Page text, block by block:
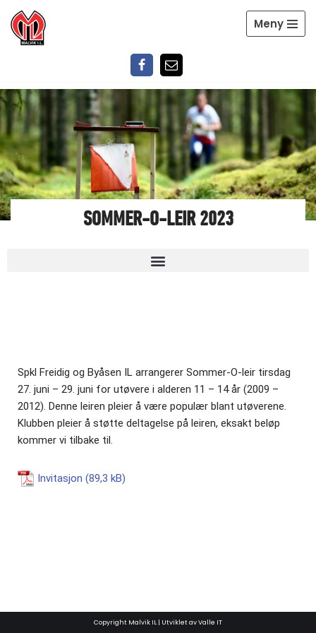
Hopp
Meny
SOMMER-O-LEIR 2023
Spkl Freidig og Byåsen IL arrangerer Sommer-O-leir tirsdag
27. juni – 29. juni for utøvere i alderen 11 – 14 år (2009 –
2012). Denne leiren pleier å være populær blant utøverene.
Klubben pleier å støtte deltagelse på leiren, eksakt beløp
kommer vi tilbake til.
Invitasjon
Copyright Malvik IL | Utviklet av Valle IT